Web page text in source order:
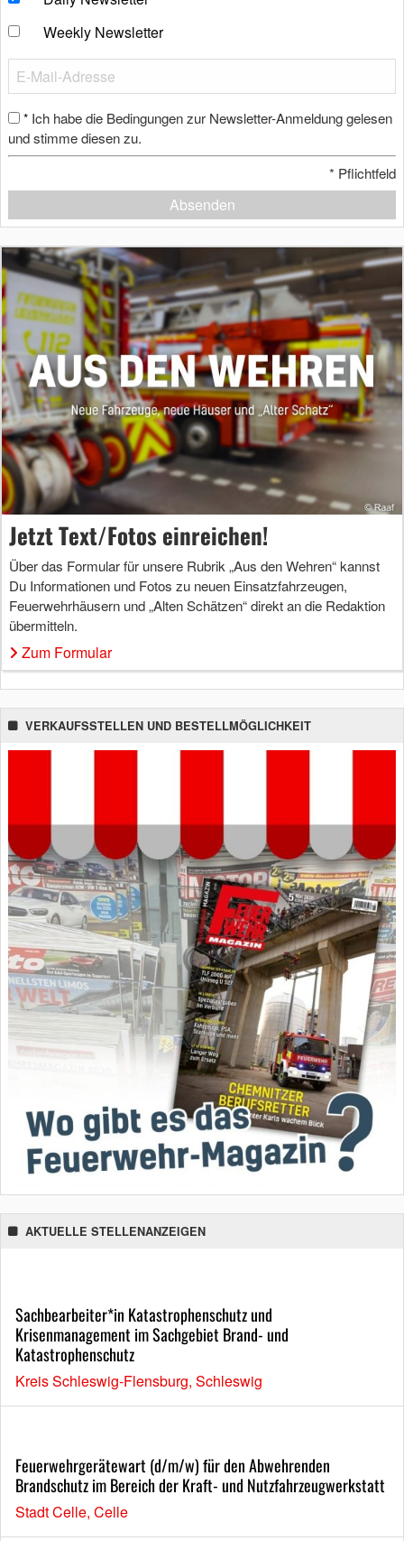
Weekly Newsletter
* Ich habe die Bedingungen zur Newsletter-Anmeldung gelesen
und stimme diesen zu.
* Pflichtfeld
Absenden
Jetzt Text/Fotos einreichen!
Über das Formular für unsere Rubrik „Aus den Wehren“ kannst
Du Informationen und Fotos zu neuen Einsatzfahrzeugen,
Feuerwehrhäusern und „Alten Schätzen“ direkt an die Redaktion
übermitteln.
Zum Formular
VERKAUFSSTELLEN UND BESTELLMÖGLICHKEIT
AKTUELLE STELLENANZEIGEN
Sachbearbeiter*in Katastrophenschutz und
Krisenmanagement im Sachgebiet Brand- und
Katastrophenschutz
Kreis Schleswig-Flensburg, Schleswig
Feuerwehrgerätewart (d/m/w) für den Abwehrenden
Brandschutz im Bereich der Kraft- und Nutzfahrzeugwerkstatt
Stadt Celle, Celle